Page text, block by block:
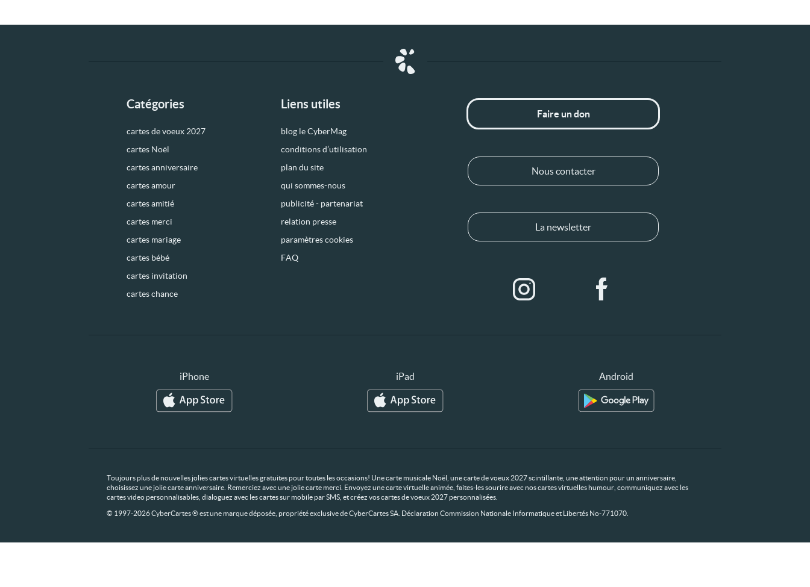
Catégories
cartes de voeux 2027
cartes Noël
cartes anniversaire
cartes amour
cartes amitié
cartes merci
cartes mariage
cartes bébé
cartes invitation
cartes chance
Liens utiles
blog le CyberMag
conditions d’utilisation
plan du site
qui sommes-nous
publicité - partenariat
relation presse
paramètres cookies
FAQ
Faire un don
Nous contacter
La newsletter
iPhone iPad Android
Toujours plus de nouvelles jolies cartes virtuelles gratuites pour toutes les occasions! Une carte musicale Noël, une carte de voeux 2027 scintillante, une attention pour un anniversaire,
choisissez une jolie carte anniversaire. Remerciez avec une jolie carte merci. Envoyez une carte virtuelle animée, faites-les sourire avec nos cartes virtuelles humour, communiquez avec les
cartes video personnalisables, dialoguez avec les cartes sur mobile par SMS, et créez vos cartes de voeux 2027 personnalisées.
© 1997-2026 CyberCartes ® est une marque déposée, propriété exclusive de CyberCartes SA. Déclaration Commission Nationale Informatique et Libertés No-771070.